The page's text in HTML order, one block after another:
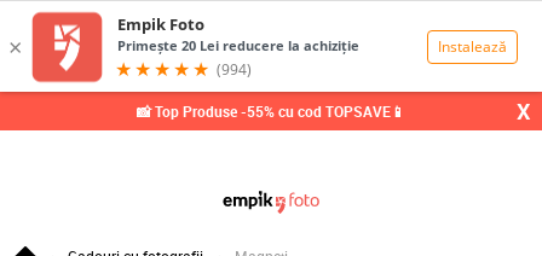
📸 Top Produse -55% cu cod TOPSAVE📱 X